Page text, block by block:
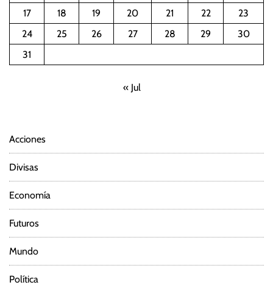
17
18 19 20 21 22
23
24
25 26 27 28 29
30
31
« Jul
Acciones
Divisas
Economía
Futuros
Mundo
Política